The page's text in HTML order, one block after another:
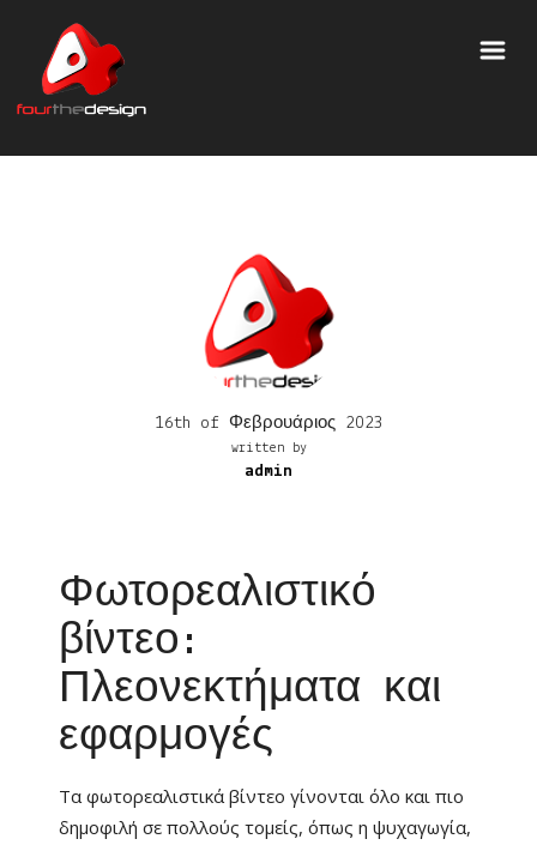
16th of Φεβρουάριος 2023
written by
admin
Φωτορεαλιστικό
βίντεο:
Πλεονεκτήματα και
εφαρμογές
Τα φωτορεαλιστικά βίντεο γίνονται όλο και πιο
δημοφιλή σε πολλούς τομείς, όπως η ψυχαγωγία,